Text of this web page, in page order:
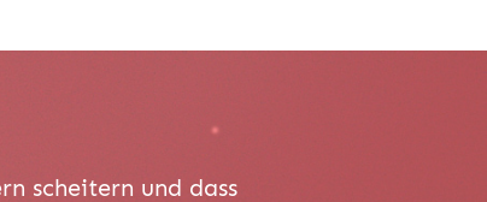
scheitern und dass